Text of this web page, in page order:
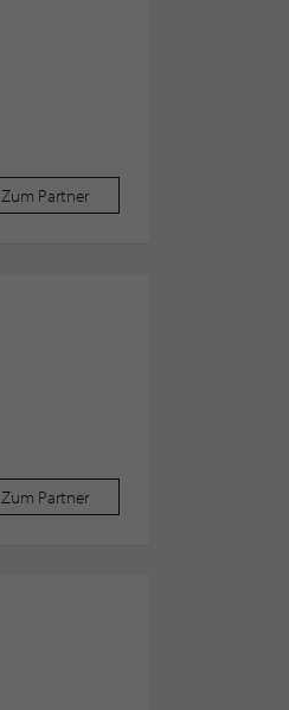
Zum Partner
Zum Partner